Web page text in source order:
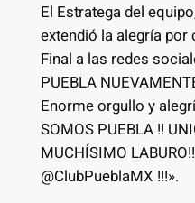
El Estratega del
extendió la alegría
Final a las redes
PUEBLA
Enorme orgullo y
SOMOS PUEBLA !!
MUCHÍSIMO
@ClubPueblaMX !!!».